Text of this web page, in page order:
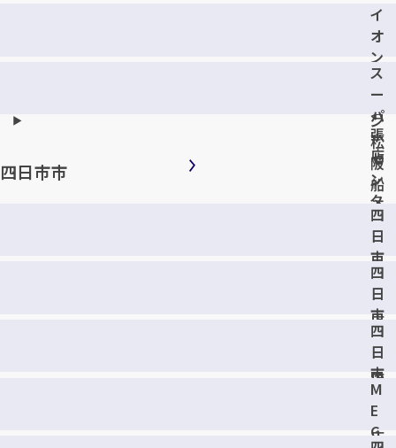
ー
テ
U
N
Y
名
張
店
イ
オ
ン
タ
ウ
ン
松
阪
船
江
店
ス
ー
パ
ー
セ
ン
タ
ー
ト
ラ
イ
ア
ル
松
阪
店
四日市市
四
日
市
日
永
店
四
日
市
生
桑
店
四
日
市
新
正
店
M
E
G